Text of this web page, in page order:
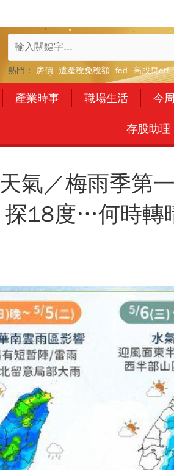
熱門： 房價 遺產稅免稅額 fed 高股息etf
產業時事 職場生活 今
存股助理
天氣／梅雨季第
探18度…何時轉